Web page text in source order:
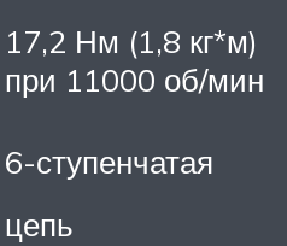
17,2 Нм (1,8 кг*м)
при 11000 об/мин
6-ступенчатая
цепь